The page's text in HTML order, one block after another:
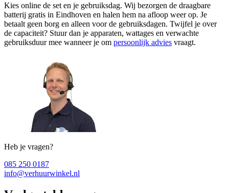
Kies online de set en je gebruiksdag. Wij bezorgen de draagbare
batterij gratis in Eindhoven en halen hem na afloop weer op. Je
betaalt geen borg en alleen voor de gebruiksdagen. Twijfel je over
de capaciteit? Stuur dan je apparaten, wattages en verwachte
gebruiksduur mee wanneer je om persoonlijk advies vraagt.
Heb je vragen?
085 250 0187
info@verhuurwinkel.nl